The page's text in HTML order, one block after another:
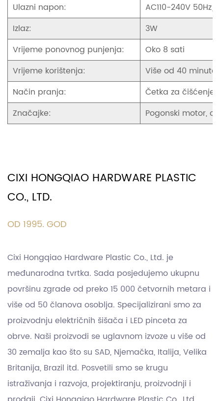
Ulazni napon:
AC110-240V 50Hz/
Izlaz:
3W
Vrijeme ponovnog punjenja:
Oko 8 sati
Vrijeme korištenja:
Više od 40 minuta
Način pranja:
Četka za čišćenje
Značajke:
Pogonski motor,
CIXI HONGQIAO HARDWARE PLASTIC
CO., LTD.
OD 1995. GOD
Cixi Hongqiao Hardware Plastic Co., Ltd. je
međunarodna tvrtka. Sada posjedujemo ukupnu
površinu zgrade od preko 15 000 četvornih metara i
više od 50 članova osoblja. Specijalizirani smo za
proizvodnju električnih šišača i LED pinceta za
obrve. Naši proizvodi se uglavnom izvoze u više od
30 zemalja kao što su SAD, Njemačka, Italija, Velika
Britanija, Brazil itd. Posvetili smo se krugu
istraživanja i razvoja, projektiranju, proizvodnji i